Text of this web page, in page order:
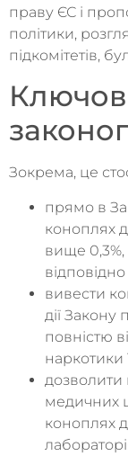
праву ЄС і
політики,
підкомітетів,
Зокрема, це
прямо в
коноплях
вище
вивести
дії Закону
повністю
наркотики
дозволити
медичних
коноплях